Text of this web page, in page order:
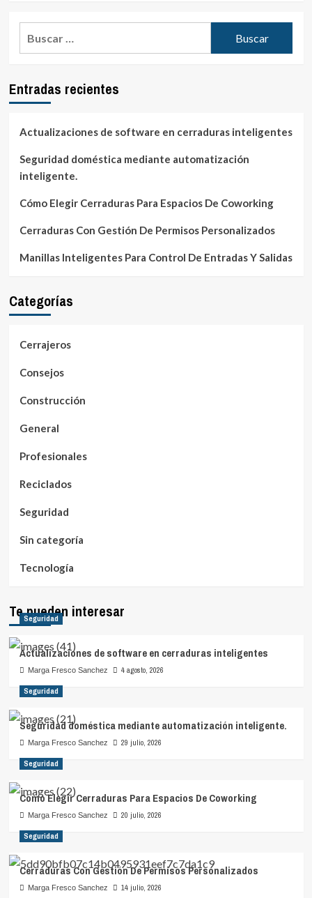
Entradas recientes
Actualizaciones de software en cerraduras inteligentes
Seguridad doméstica mediante automatización
inteligente.
Cómo Elegir Cerraduras Para Espacios De Coworking
Cerraduras Con Gestión De Permisos Personalizados
Manillas Inteligentes Para Control De Entradas Y Salidas
Categorías
Cerrajeros
Consejos
Construcción
General
Profesionales
Reciclados
Seguridad
Sin categoría
Tecnología
Te pueden interesar
Seguridad
Actualizaciones de software en cerraduras inteligentes
Marga Fresco Sanchez 4 agosto, 2026
Seguridad
Seguridad doméstica mediante automatización inteligente.
Marga Fresco Sanchez 29 julio, 2026
Seguridad
Cómo Elegir Cerraduras Para Espacios De Coworking
Marga Fresco Sanchez 20 julio, 2026
Seguridad
Cerraduras Con Gestión De Permisos Personalizados
Marga Fresco Sanchez 14 julio, 2026